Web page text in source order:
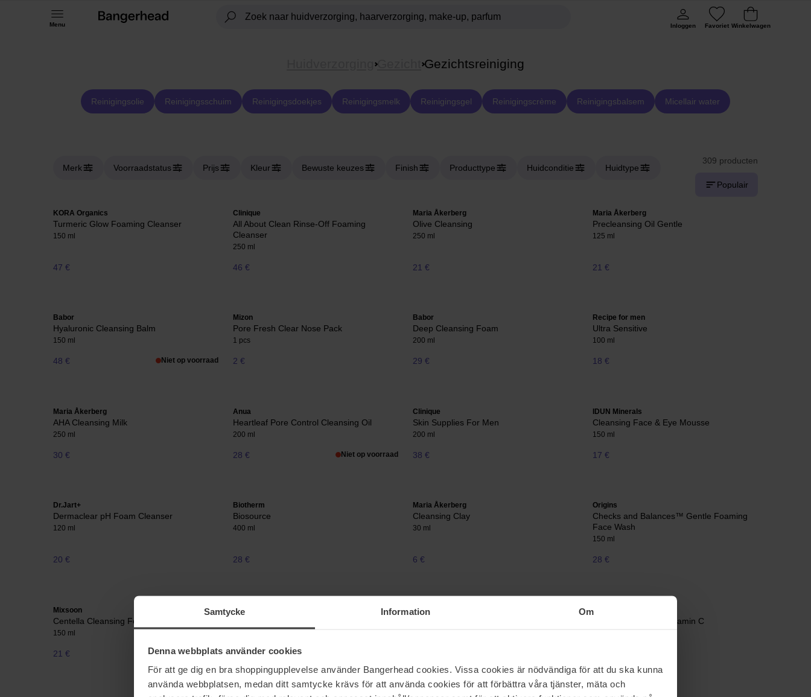
Samtycke Information Om
Denna webbplats använder cookies
För att ge dig en bra shoppingupplevelse använder Bangerhead cookies. Vissa cookies är nödvändiga för att du ska kunna
använda webbplatsen, medan ditt samtycke krävs för att använda cookies för att förbättra våra tjänster, mäta och
Menu Inloggen Favoriet Winkelwagen
Gezicht Gezichtsreiniging
Reinigingsolie Reinigingsschuim Reinigingsdoekjes Reinigingsmelk Reinigingsgel Reinigingscrème Reinigingsbalsem Micellair water
Merk Voorraadstatus Prijs Kleur Bewuste keuzes Finish Producttype Huidconditie Huidtype
309 producten
Populair
KORA Organics
Turmeric Glow Foaming Cleanser
150 ml
47 €
Clinique
All About Clean Rinse-Off Foaming
Cleanser
250 ml
46 €
Maria Åkerberg
Olive Cleansing
250 ml
21 €
Maria Åkerberg
Precleansing Oil Gentle
125 ml
21 €
Babor
Hyaluronic Cleansing Balm
150 ml
48 € Niet op voorraad
Mizon
Pore Fresh Clear Nose Pack
1 pcs
2 €
Babor
Deep Cleansing Foam
200 ml
29 €
Recipe for men
Ultra Sensitive
100 ml
18 €
Maria Åkerberg
AHA Cleansing Milk
250 ml
30 €
Anua
Heartleaf Pore Control Cleansing Oil
200 ml
28 € Niet op voorraad
Clinique
Skin Supplies For Men
200 ml
38 €
IDUN Minerals
Cleansing Face & Eye Mousse
150 ml
17 €
Dr.Jart+
Dermaclear pH Foam Cleanser
120 ml
20 €
Biotherm
Biosource
400 ml
28 €
Maria Åkerberg
Cleansing Clay
30 ml
6 €
Origins
Checks and Balances™ Gentle Foaming
Face Wash
150 ml
28 €
Mixsoon
Centella Cleansing Foam
150 ml
21 €
Pixi
27 €
Biotherm Babor
Refining Enzyme & Vitamin C